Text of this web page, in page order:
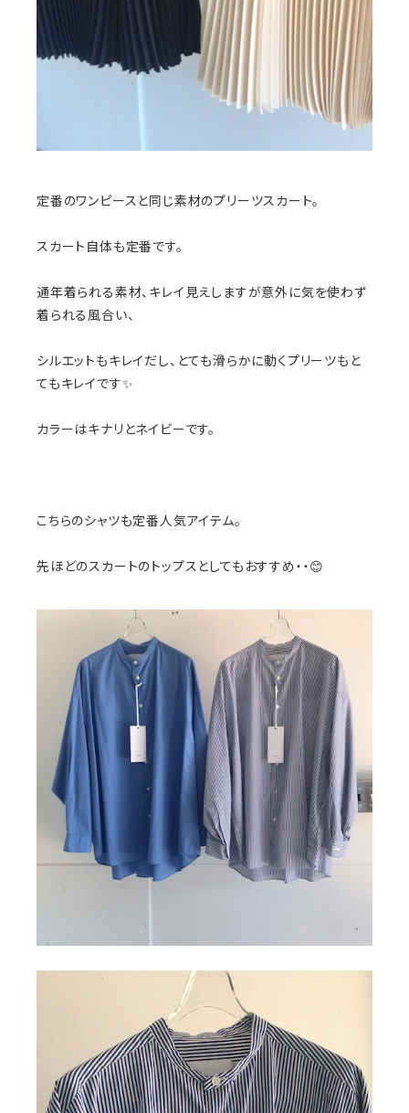
定番のワンピースと同じ素材のプリーツスカート。
スカート自体も定番です。
通年着られる素材、キレイ見えしますが意外に気を使わず
着られる風合い、
シルエットもキレイだし、とても滑らかに動くプリーツもと
てもキレイです✨
カラーはキナリとネイビーです。
こちらのシャツも定番人気アイテム。
先ほどのスカートのトップスとしてもおすすめ・・😊